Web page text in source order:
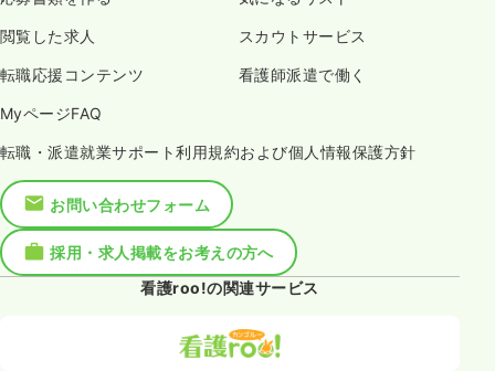
閲覧した求人 スカウトサービス
転職応援コンテンツ 看護師派遣で働く
MyページFAQ
転職・派遣就業サポート利用規約および個人情報保護方針
お問い合わせフォーム
採用・求人掲載をお考えの方へ
看護roo!の関連サービス